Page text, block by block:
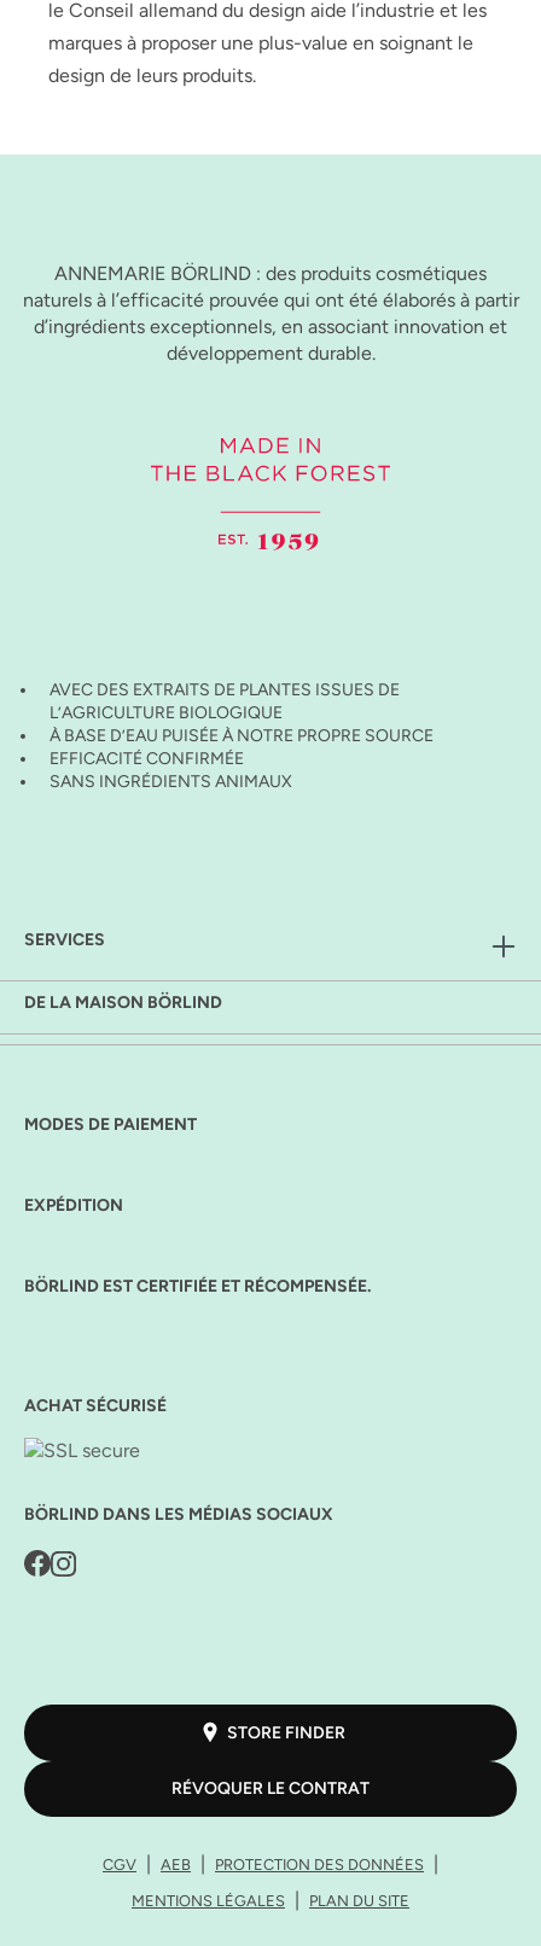
le Conseil allemand du design aide l’industrie et les
marques à proposer une plus-value en soignant le
design de leurs produits.
ANNEMARIE BÖRLIND : des produits cosmétiques
naturels à l’efficacité prouvée qui ont été élaborés à partir
d’ingrédients exceptionnels, en associant innovation et
développement durable.
AVEC DES EXTRAITS DE PLANTES ISSUES DE
L’AGRICULTURE BIOLOGIQUE
À BASE D’EAU PUISÉE À NOTRE PROPRE SOURCE
EFFICACITÉ CONFIRMÉE
SANS INGRÉDIENTS ANIMAUX
SERVICES
DE LA MAISON BÖRLIND
MODES DE PAIEMENT
EXPÉDITION
BÖRLIND EST CERTIFIÉE ET RÉCOMPENSÉE.
ACHAT SÉCURISÉ
BÖRLIND DANS LES MÉDIAS SOCIAUX
STORE FINDER
RÉVOQUER LE CONTRAT
CGV AEB
PROTECTION DES DONNÉES
MENTIONS LÉGALES
PLAN DU SITE